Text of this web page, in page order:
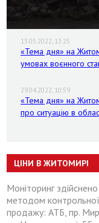
13.05.2022, 13:25
«Тема дня» на
умовах воєнного
29.04.2022, 10:59
«Тема дня» на
про ситуацію в
ЦІНИ В ЖИТОМИРІ
Моніторинг
методом
продажу: АТБ, пр.